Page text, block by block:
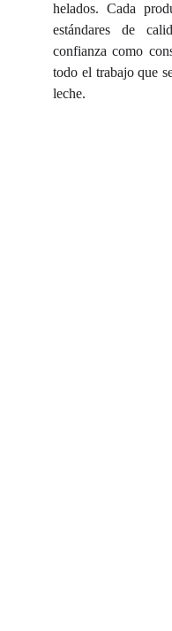
helados. Cada
estándares de
confianza como
todo el trabajo que
leche.